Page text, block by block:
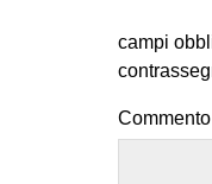
campi
Commento